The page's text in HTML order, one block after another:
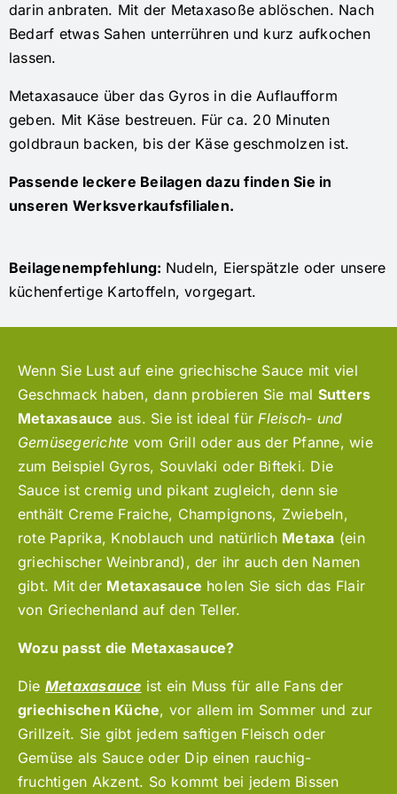
darin anbraten. Mit der Metaxasoße ablöschen. Nach
Bedarf etwas Sahen unterrühren und kurz aufkochen
lassen.
Metaxasauce über das Gyros in die Auflaufform
geben. Mit Käse bestreuen. Für ca. 20 Minuten
goldbraun backen, bis der Käse geschmolzen ist.
Passende leckere Beilagen dazu finden Sie in
unseren Werksverkaufsfilialen.
Beilagenempfehlung: Nudeln, Eierspätzle oder unsere
küchenfertige Kartoffeln, vorgegart.
Wenn Sie Lust auf eine griechische Sauce mit viel
Geschmack haben, dann probieren Sie mal Sutters
Metaxasauce aus. Sie ist ideal fürFleisch- und
Gemüsegerichte vom Grill oder aus der Pfanne, wie
zum Beispiel Gyros, Souvlaki oder Bifteki. Die
Sauce ist cremig und pikant zugleich, denn sie
enthält Creme Fraiche, Champignons, Zwiebeln,
rote Paprika, Knoblauch und natürlich Metaxa (ein
griechischer Weinbrand), der ihr auch den Namen
gibt. Mit der Metaxasauce holen Sie sich das Flair
von Griechenland auf den Teller.
Wozu passt die Metaxasauce?
Die Metaxasauce ist ein Muss für alle Fans der
griechischen Küche, vor allem im Sommer und zur
Grillzeit. Sie gibt jedem saftigen Fleisch oder
Gemüse als Sauce oder Dip einen rauchig-
fruchtigen Akzent. So kommt bei jedem Bissen